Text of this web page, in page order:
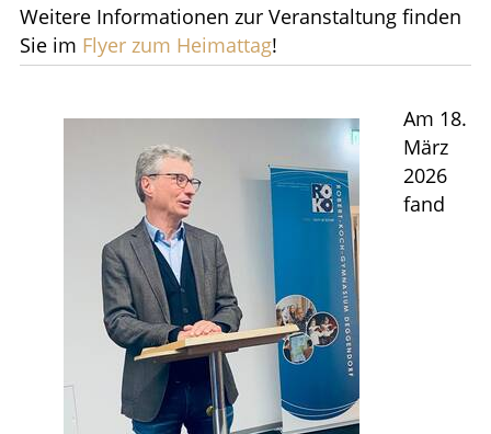
Weitere Informationen zur Veranstaltung finden
Sie im Flyer zum Heimattag!
Am 18.
März
2026
fand